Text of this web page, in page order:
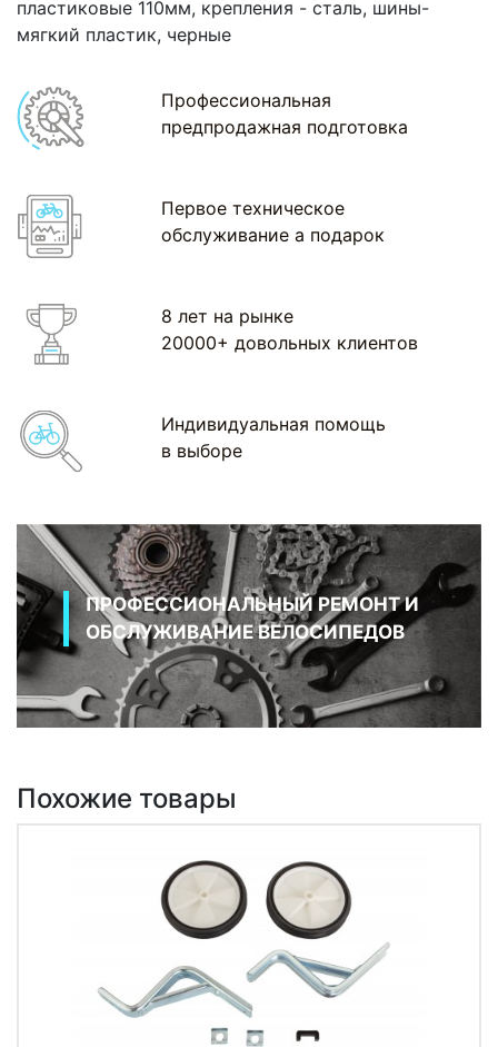
пластиковые 110мм, крепления - сталь, шины-
мягкий пластик, черные
Профессиональная
предпродажная подготовка
Первое техническое
обслуживание а подарок
8 лет на рынке
20000+ довольных клиентов
Индивидуальная помощь
в выборе
ПРОФЕССИОНАЛЬНЫЙ РЕМОНТ И
ОБСЛУЖИВАНИЕ ВЕЛОСИПЕДОВ
Похожие товары